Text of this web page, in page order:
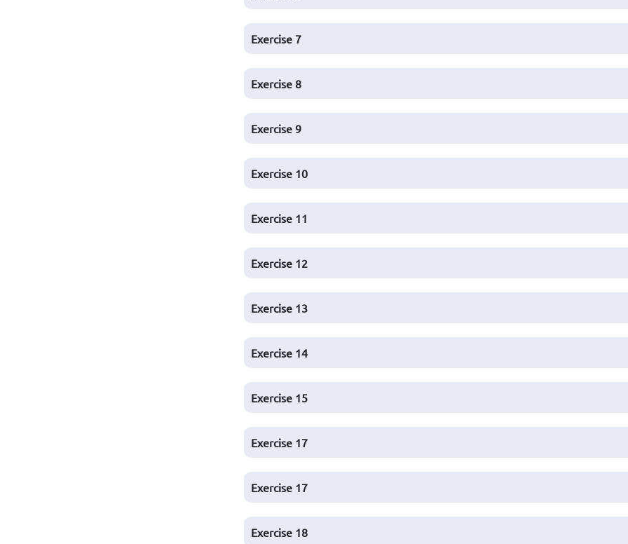
Exercise 7
Exercise 8
Exercise 9
Exercise 10
Exercise 11
Exercise 12
Exercise 13
Exercise 14
Exercise 15
Exercise 17
Exercise 17
Exercise 18